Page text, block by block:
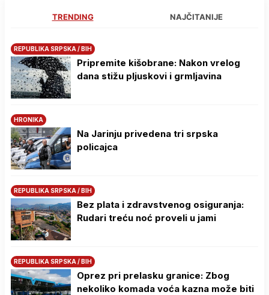
TRENDING NAJČITANIJE
REPUBLIKA SRPSKA / BIH
Pripremite kišobrane: Nakon vrelog
dana stižu pljuskovi i grmljavina
HRONIKA
Na Јarinju privedena tri srpska
policajca
REPUBLIKA SRPSKA / BIH
Bez plata i zdravstvenog osiguranja:
Rudari treću noć proveli u jami
REPUBLIKA SRPSKA / BIH
Oprez pri prelasku granice: Zbog
nekoliko komada voća kazna može biti